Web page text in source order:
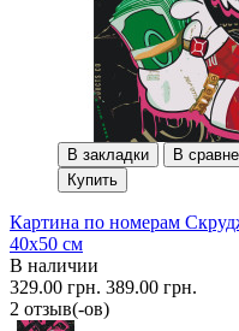
В закладки
В
Купить
Картина по номерам
40x50 см
В наличии
329.00 грн. 389.00 грн.
2 отзыв(-ов)